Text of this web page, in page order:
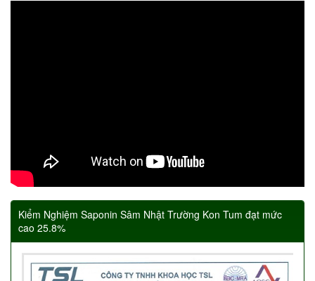
Kiểm Nghiệm Saponin Sâm Nhật Trường Kon Tum đạt mức
cao 25.8%